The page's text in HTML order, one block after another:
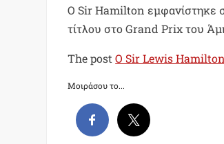
Ο Sir Hamilton εμφανίστηκε
τίτλου στο Grand Prix του
The postΟ Sir Lewis
Μοιράσου το...